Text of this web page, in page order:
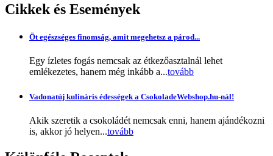
Cikkek és Események
Öt egészséges finomság, amit megehetsz a párod...
Egy ízletes fogás nemcsak az étkezőasztalnál lehet
emlékezetes, hanem még inkább a...tovább
Vadonatúj kulináris édességek a CsokoladeWebshop.hu-nál!
Akik szeretik a csokoládét nemcsak enni, hanem ajándékozni
is, akkor jó helyen...tovább